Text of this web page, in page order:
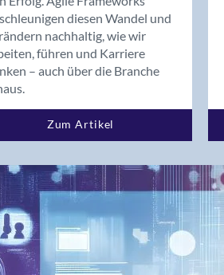
Bern
diesen Wandel und
nachhaltig, wie wir
führen und Karriere
– auch über die Branche
Zum Artikel